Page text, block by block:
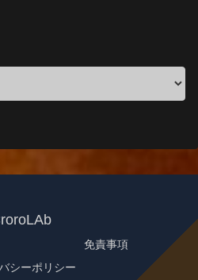
免責事項
シーポリシー